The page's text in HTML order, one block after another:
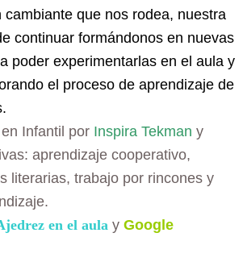
cambiante que nos rodea, nuestra
continuar formándonos en nuevas
poder experimentarlas en el aula y
el proceso de aprendizaje de
Infantil por Inspira Tekman y
aprendizaje cooperativo,
literarias, trabajo por rincones y
en el aula y Google